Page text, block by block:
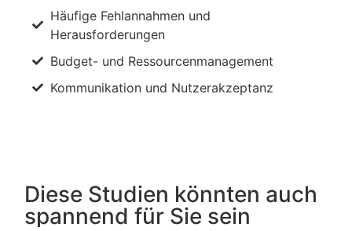
Häufige Fehlannahmen und
Herausforderungen
Budget- und Ressourcenmanagement
Kommunikation und Nutzerakzeptanz
Diese Studien könnten auch
spannend für Sie sein